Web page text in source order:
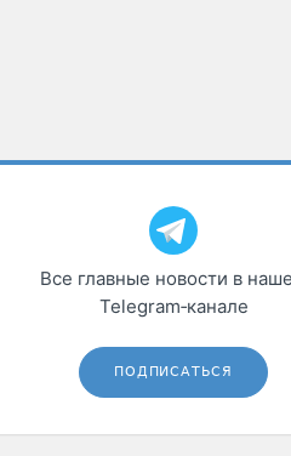
Все главные новости в
Telegram‑канале
ПОДПИСАТЬСЯ